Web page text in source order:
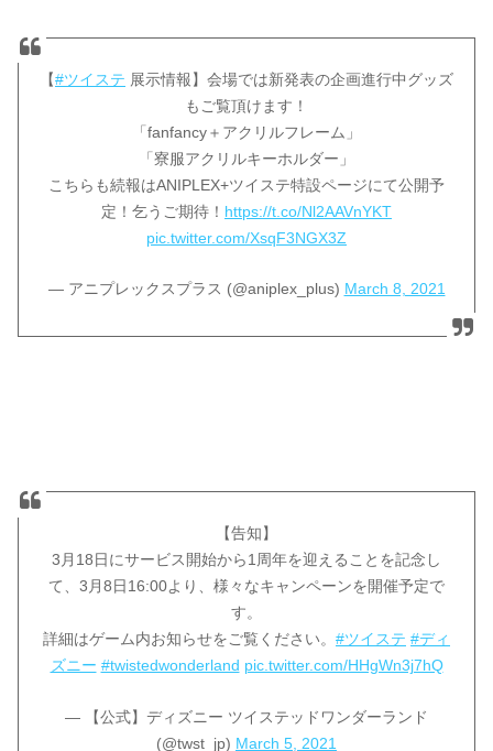
【#ツイステ 展示情報】会場では新発表の企画進行中グッズ
もご覧頂けます！
「fanfancy＋アクリルフレーム」
「寮服アクリルキーホルダー」
こちらも続報はANIPLEX+ツイステ特設ページにて公開予
定！乞うご期待！ https://t.co/Nl2AAVnYKT
pic.twitter.com/XsqF3NGX3Z
— アニプレックスプラス (@aniplex_plus) March 8, 2021
【告知】
3月18日にサービス開始から1周年を迎えることを記念し
て、3月8日16:00より、様々なキャンペーンを開催予定で
す。
詳細はゲーム内お知らせをご覧ください。 #ツイステ #ディ
ズニー #twistedwonderland pic.twitter.com/HHgWn3j7hQ
— 【公式】ディズニー ツイステッドワンダーランド
(@twst_jp) March 5, 2021